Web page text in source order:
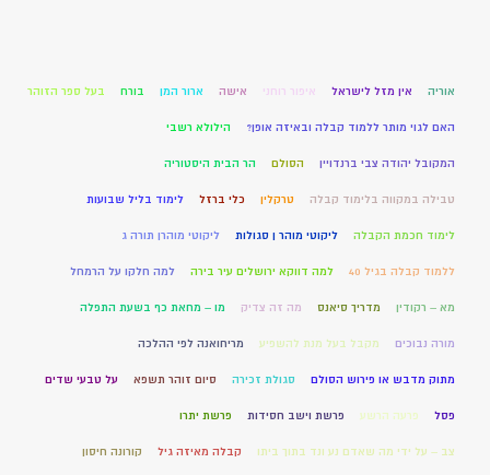
אוריה אין מזל לישראל איפור רוחני אישה ארור המן בורח בעל ספר הזוהר
האם לגוי מותר ללמוד קבלה ובאיזה אופן? הילולא רשבי
המקובל יהודה צבי ברנדויין הסולם הר הבית היסטוריה
טבילה במקווה בלימוד קבלה טרקלין כלי ברזל לימוד בליל שבועות
לימוד חכמת הקבלה ליקוטי מוהר ן סגולות ליקוטי מוהרן תורה ג
ללמוד קבלה בגיל 40 למה דווקא ירושלים עיר בירה למה חלקו על הרמחל
מא – רקודין מדריך סיאנס מה זה צדיק מו – מחאת כף בשעת התפלה
מורה נבוכים מקבל בעל מנת להשפיע מריחואנה לפי ההלכה
מתוק מדבש או פירוש הסולם סגולת זכירה סיום זוהר תשפא על טבעי שדים
פסל פרעה הרשע פרשת וישב חסידות פרשת יתרו
צב – על ידי מה שאדם נע ונד בתוך ביתו קבלה מאיזה גיל קורונה חיסון